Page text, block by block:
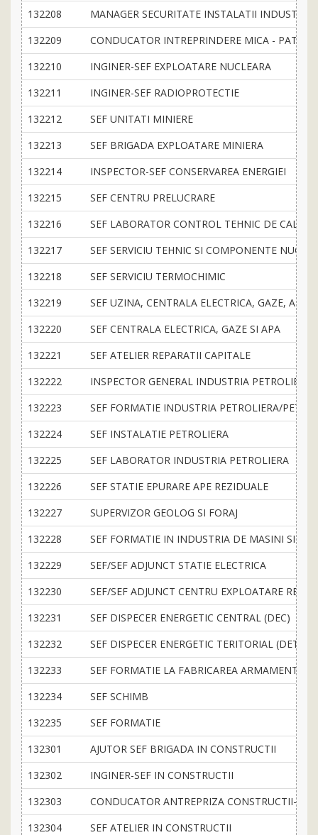
132208
MANAGER SECURITATE INSTALATII INDUSTRIA
132209
CONDUCATOR INTREPRINDERE MICA -
132210
INGINER-SEF EXPLOATARE NUCLEARA
132211
INGINER-SEF RADIOPROTECTIE
132212
SEF UNITATI MINIERE
132213
SEF BRIGADA EXPLOATARE MINIERA
132214
INSPECTOR-SEF CONSERVAREA ENERGIEI
132215
SEF CENTRU PRELUCRARE
132216
SEF LABORATOR CONTROL TEHNIC DE
132217
SEF SERVICIU TEHNIC SI COMPONENTE
132218
SEF SERVICIU TERMOCHIMIC
132219
SEF UZINA, CENTRALA ELECTRICA, GAZE, APA
132220
SEF CENTRALA ELECTRICA, GAZE SI APA
132221
SEF ATELIER REPARATII CAPITALE
132222
INSPECTOR GENERAL INDUSTRIA PETROLIERA
132223
SEF FORMATIE INDUSTRIA PETROLIERA/
132224
SEF INSTALATIE PETROLIERA
132225
SEF LABORATOR INDUSTRIA PETROLIERA
132226
SEF STATIE EPURARE APE REZIDUALE
132227
SUPERVIZOR GEOLOG SI FORAJ
132228
SEF FORMATIE IN INDUSTRIA DE MASINI SI
132229
SEF/SEF ADJUNCT STATIE ELECTRICA
132230
SEF/SEF ADJUNCT CENTRU EXPLOATARE
132231
SEF DISPECER ENERGETIC CENTRAL (DEC)
132232
SEF DISPECER ENERGETIC TERITORIAL (DET)
132233
SEF FORMATIE LA FABRICAREA
132234
SEF SCHIMB
132235
SEF FORMATIE
132301
AJUTOR SEF BRIGADA IN CONSTRUCTII
132302
INGINER-SEF IN CONSTRUCTII
132303
CONDUCATOR ANTREPRIZA CONSTRUCTII-
132304
SEF ATELIER IN CONSTRUCTII